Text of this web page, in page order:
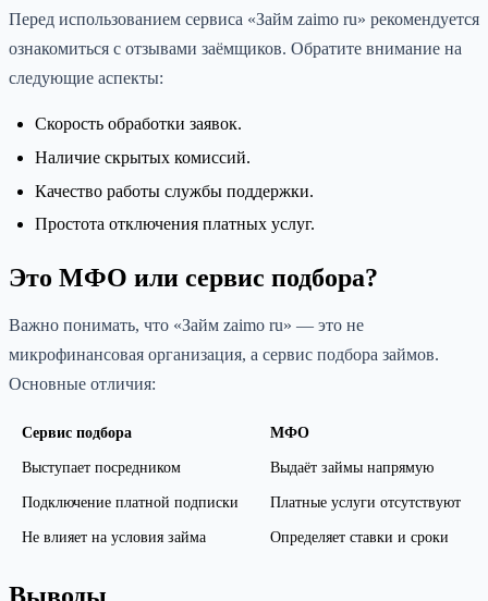
Перед использованием сервиса «Займ zaimo ru» рекомендуется
ознакомиться с отзывами заёмщиков. Обратите внимание на
следующие аспекты:
Скорость обработки заявок.
Наличие скрытых комиссий.
Качество работы службы поддержки.
Простота отключения платных услуг.
Это МФО или сервис подбора?
Важно понимать, что «Займ zaimo ru» — это не
микрофинансовая организация, а сервис подбора займов.
Основные отличия:
Сервис подбора МФО
Выступает посредником Выдаёт займы напрямую
Подключение платной подписки Платные услуги отсутствуют
Не влияет на условия займа Определяет ставки и сроки